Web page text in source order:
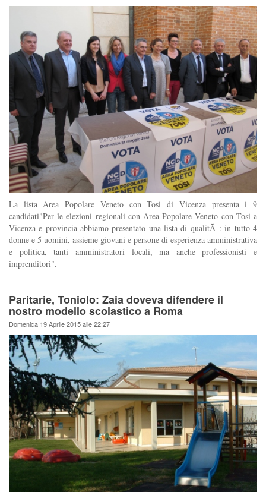
La lista Area Popolare Veneto con Tosi di Vicenza presenta i 9
candidati"Per le elezioni regionali con Area Popolare Veneto con Tosi a
Vicenza e provincia abbiamo presentato una lista di qualitÃ : in tutto 4
donne e 5 uomini, assieme giovani e persone di esperienza amministrativa
e politica, tanti amministratori locali, ma anche professionisti e
imprenditori".
Paritarie, Toniolo: Zaia doveva difendere il
nostro modello scolastico a Roma
Domenica 19 Aprile 2015 alle 22:27